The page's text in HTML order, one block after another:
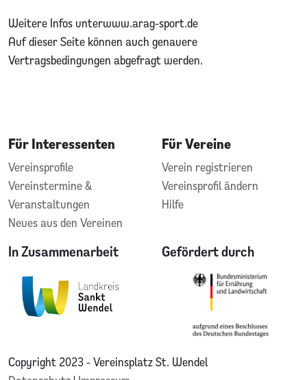
Weitere Infos unterwww.arag-sport.de
Auf dieser Seite können auch genauere
Vertragsbedingungen abgefragt werden.
Für Interessenten
Vereinsprofile
Vereinstermine &
Veranstaltungen
Neues aus den Vereinen
Für Vereine
Verein registrieren
Vereinsprofil ändern
Hilfe
In Zusammenarbeit Gefördert durch
Copyright 2023 - Vereinsplatz St. Wendel